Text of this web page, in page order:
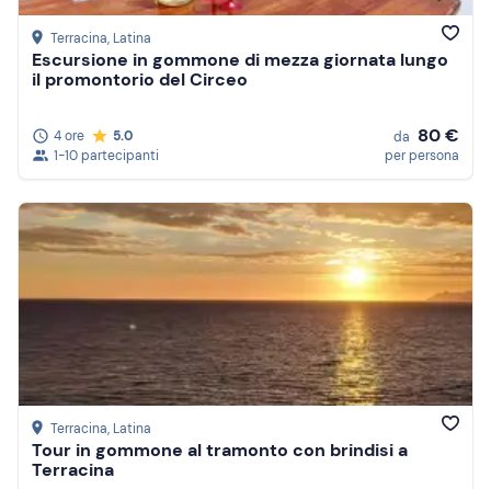
Terracina, Latina
Escursione in gommone di mezza giornata lungo
il promontorio del Circeo
4 ore
5.0
1-10 partecipanti
da 80 €
per persona
Terracina, Latina
Tour in gommone al tramonto con brindisi a
Terracina